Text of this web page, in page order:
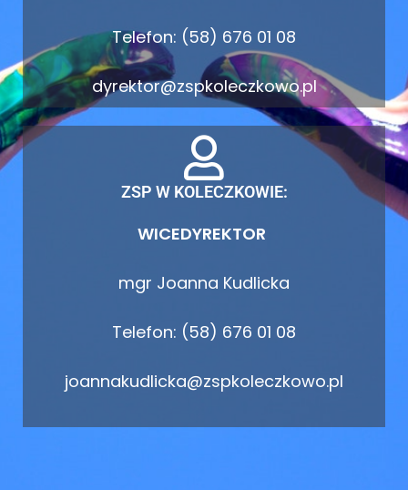
Telefon: (58) 676 01 08
dyrektor@zspkoleczkowo.pl
ZSP W KOLECZKOWIE:
WICEDYREKTOR
mgr Joanna Kudlicka
Telefon: (58) 676 01 08
joannakudlicka@zspkoleczkowo.pl